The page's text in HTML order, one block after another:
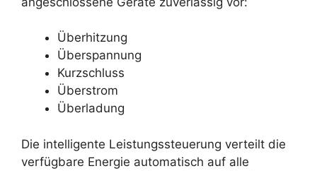
Überhitzung
Überspannung
Kurzschluss
Überstrom
Überladung
Die intelligente Leistungssteuerung verteilt die
verfügbare Energie automatisch auf alle